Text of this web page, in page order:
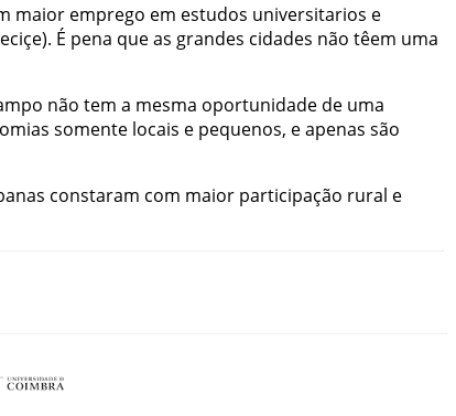
maior emprego em estudos universitarios e
). É pena queas grandes cidades não têem uma
não tem a mesma oportunidade de uma
somente locais e pequenos, eapenas são
constaram com maior participação rural e